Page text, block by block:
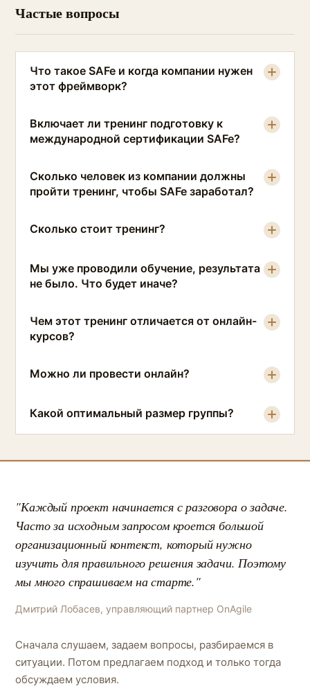
Частые вопросы
Что такое SAFe и когда компании нужен
этот фреймворк?
Включает ли тренинг подготовку к
международной сертификации SAFe?
Сколько человек из компании должны
пройти тренинг, чтобы SAFe заработал?
Сколько стоит тренинг?
Мы уже проводили обучение, результата
не было. Что будет иначе?
Чем этот тренинг отличается от онлайн-
курсов?
Можно ли провести онлайн?
Какой оптимальный размер группы?
"Каждый проект начинается с разговора о задаче.
Часто за исходным запросом кроется большой
организационный контекст, который нужно
изучить для правильного решения задачи. Поэтому
мы много спрашиваем на старте."
Дмитрий Лобасев, управляющий партнер OnAgile
Сначала слушаем, задаем вопросы, разбираемся в
ситуации. Потом предлагаем подход и только тогда
обсуждаем условия.